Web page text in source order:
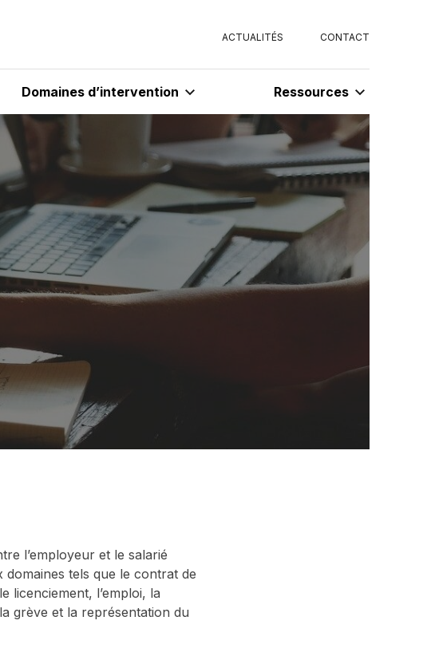
ACTUALITÉS CONTACT
Domaines d’intervention Ressources
l’employeur et le salarié
tels que le contrat de
licenciement, l’emploi, la
grève et la représentation du